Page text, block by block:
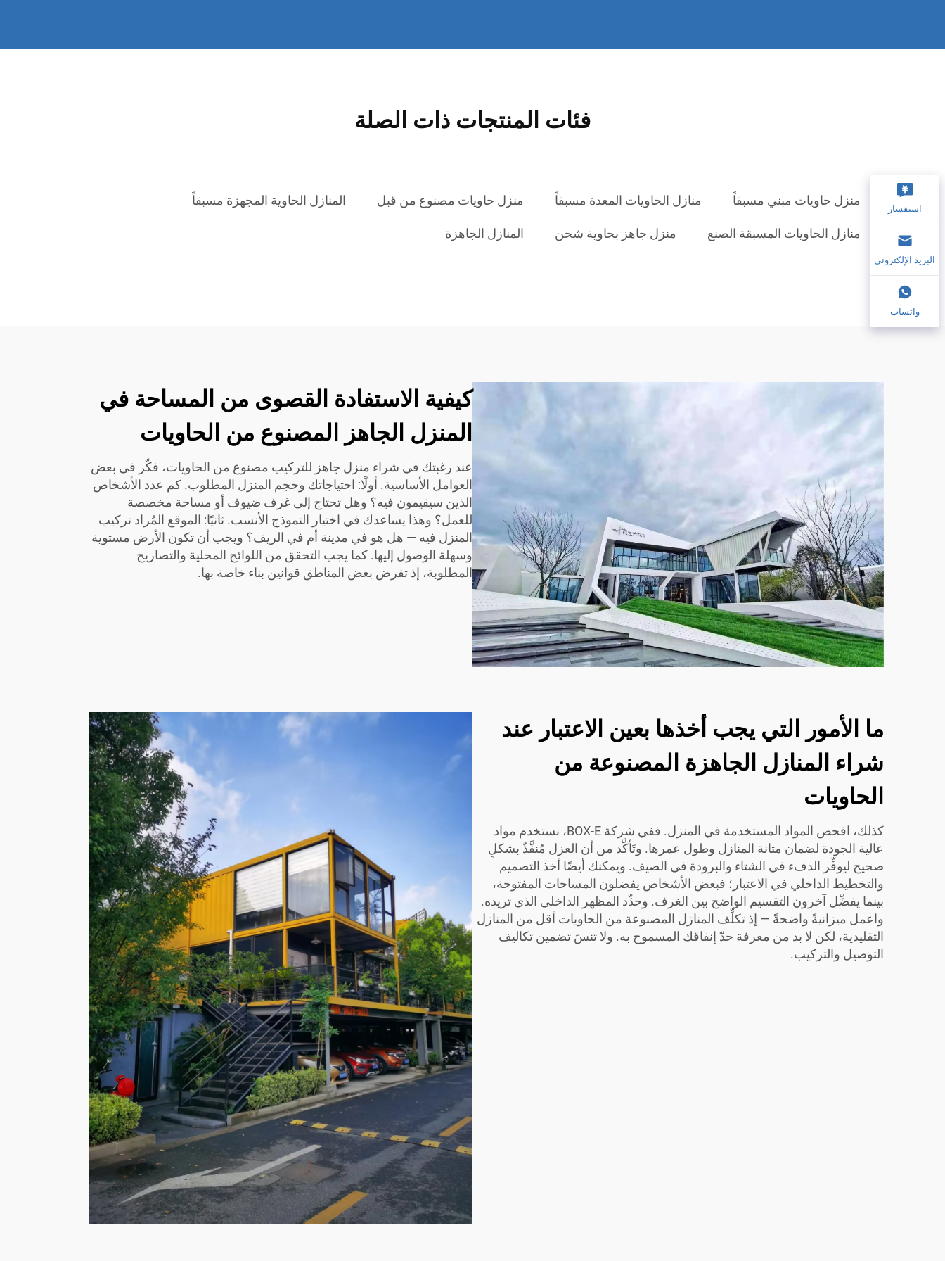
فئات المنتجات ذات الصلة
منزل حاويات مبني مسبقاً منازل الحاويات المعدة مسبقاً منزل حاويات مصنوع من قبل المنازل الحاوية المجهزة مسبقاً
منازل الحاويات المسبقة الصنع منزل جاهز بحاوية شحن المنازل الجاهزة
كيفية الاستفادة القصوى من المساحة في
المنزل الجاهز المصنوع من الحاويات
عند رغبتك في شراء منزل جاهز للتركيب مصنوع من الحاويات، فكّر في بعض
العوامل الأساسية. أولًا: احتياجاتك وحجم المنزل المطلوب. كم عدد الأشخاص
الذين سيقيمون فيه؟ وهل تحتاج إلى غرف ضيوف أو مساحة مخصصة
للعمل؟ وهذا يساعدك في اختيار النموذج الأنسب. ثانيًا: الموقع المُراد تركيب
المنزل فيه — هل هو في مدينة أم في الريف؟ ويجب أن تكون الأرض مستوية
وسهلة الوصول إليها. كما يجب التحقق من اللوائح المحلية والتصاريح
المطلوبة، إذ تفرض بعض المناطق قوانين بناء خاصة بها.
ما الأمور التي يجب أخذها بعين الاعتبار عند
شراء المنازل الجاهزة المصنوعة من
الحاويات
كذلك، افحص المواد المستخدمة في المنزل. ففي شركة BOX-E، نستخدم مواد
عالية الجودة لضمان متانة المنازل وطول عمرها. وتَأكَّد من أن العزل مُنفَّذٌ بشكلٍ
صحيح ليوفِّر الدفء في الشتاء والبرودة في الصيف. ويمكنك أيضًا أخذ التصميم
والتخطيط الداخلي في الاعتبار؛ فبعض الأشخاص يفضلون المساحات المفتوحة،
بينما يفضِّل آخرون التقسيم الواضح بين الغرف. وحدِّد المظهر الداخلي الذي تريده.
واعمل ميزانيةً واضحةً — إذ تكلِّف المنازل المصنوعة من الحاويات أقل من المنازل
التقليدية، لكن لا بد من معرفة حدّ إنفاقك المسموح به. ولا تنسَ تضمين تكاليف
التوصيل والتركيب.
استفسار
البريد الإلكتروني
واتساب